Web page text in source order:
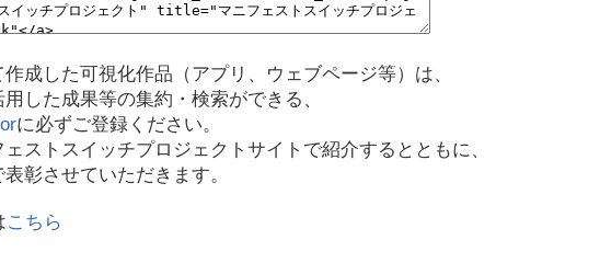
成した可視化作品（アプリ、ウェブページ等）は、
した成果等の集約・検索ができる、
に必ずご登録ください。
ストスイッチプロジェクトサイトで紹介するとともに、
表彰させていただきます。
こちら